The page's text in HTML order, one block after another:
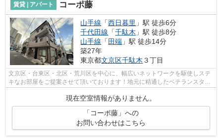
賃貸 | アパート コーポ藤
山手線 「西日暮里 」駅 徒歩6分
千代田線 「千駄木 」駅 徒歩8分
山手線 「 田端 」駅 徒歩14分
築27年
東京都文京区千駄木 ３丁目
文京区・台東区・北区・荒川区を中心に、幅広いネットワークを駆使しステ
キなお部屋をご提案させて頂いております！地元に精通したベテランスタッ
現在空室情報がありません。
「コーポ藤」への
お問い合わせはこちら